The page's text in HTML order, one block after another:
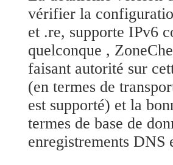
vérifier la
et .re, supporte IPv6
quelconque ,
faisant autorité sur
(en termes de
est supporté) et la
termes de base de
enregistrements DNS